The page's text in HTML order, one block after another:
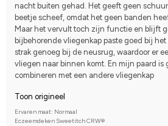
nacht buiten gehad. Het geeft geen
beetje scheef, omdat het geen banden
Maar het vervult toch zijn functie en blijft
bijbehorende vliegenkap paste goed bij
strak genoeg bij de neusrug, waardoor er
vliegen naar binnen komt. En mijn paard is
combineren met een andere vliegenkap
Toon origineel
Ervaren maat: Normaal
Eczeemdeken Sweetitch CRW®